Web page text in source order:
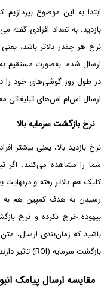
ابتدا به این موضوع
بازدید، به تعداد افرادی گفته
نرخ هر چقدر بالا‌تر باشد،
ارسال شده، به‌صورت مستقیم
در طول روز گوشی‌های خود را
ارسال اس‌ام اس‌های تبلیغاتی معمولا
نرخ بازگشت سرمایه بالا
نرخ بازدید بالا، یعنی بیشتر
شما را مشاهده می‌کنند. اگر
کلیک هم بالا‌تر رفته و
رسیدن به هدف کمپین هم به
بیهوده خرج نکرده و نرخ
باشید که زمان‌بندی ارسال،
بازگشت سرمایه (ROI) تاثیر دارند.
مقایسه ارسال پیامک